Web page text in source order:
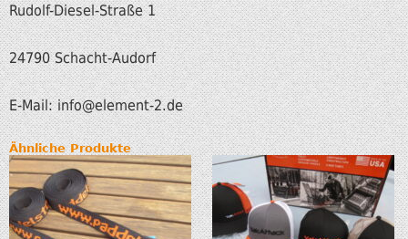
Rudolf-Diesel-Straße 1
24790 Schacht-Audorf
E-Mail: info@element-2.de
Ähnliche Produkte